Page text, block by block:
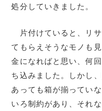
処分していきました。
片付けていると、リ
てもらえそうなモノも
金になればと思い、何
ち込みました。しかし
あっても箱が揃ってい
いろ制約があり、それ